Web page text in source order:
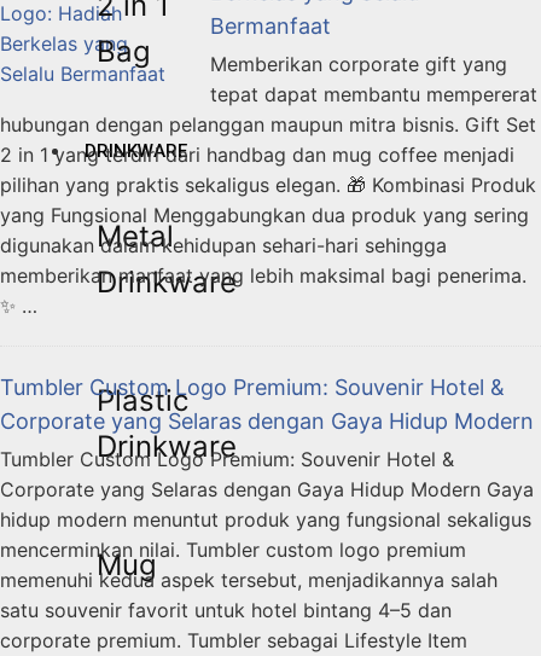
Bag
DRINKWARE
Metal
Drinkware
Plastic
Drinkware
Mug
Bermanfaat
Memberikan corporate gift yang
tepat dapat membantu mempererat
hubungan dengan pelanggan maupun mitra bisnis. Gift Set
2 in 1 yang terdiri dari handbag dan mug coffee menjadi
pilihan yang praktis sekaligus elegan. 🎁 Kombinasi Produk
yang Fungsional Menggabungkan dua produk yang sering
digunakan dalam kehidupan sehari-hari sehingga
memberikan manfaat yang lebih maksimal bagi penerima.
✨ …
Tumbler Custom Logo Premium: Souvenir Hotel &
Corporate yang Selaras dengan Gaya Hidup Modern
Tumbler Custom Logo Premium: Souvenir Hotel &
Corporate yang Selaras dengan Gaya Hidup Modern Gaya
hidup modern menuntut produk yang fungsional sekaligus
mencerminkan nilai. Tumbler custom logo premium
memenuhi kedua aspek tersebut, menjadikannya salah
satu souvenir favorit untuk hotel bintang 4–5 dan
corporate premium. Tumbler sebagai Lifestyle Item